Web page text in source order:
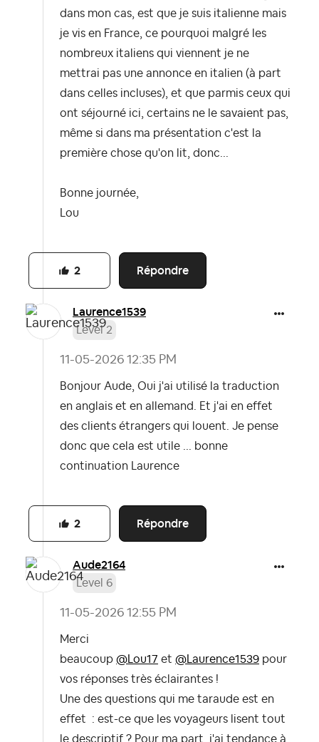
dans mon cas, est que je suis italienne mais
je vis en France, ce pourquoi malgré les
nombreux italiens qui viennent je ne
mettrai pas une annonce en italien (à part
dans celles incluses), et que parmis ceux qui
ont séjourné ici, certains ne le savaient pas,
même si dans ma présentation c'est la
première chose qu'on lit, donc...
Bonne journée,
Lou
Répondre
2
Laurence1539
Level 2
‎11-05-2026 12:35 PM
Bonjour Aude, Oui j'ai utilisé la traduction
en anglais et en allemand. Et j'ai en effet
des clients étrangers qui louent. Je pense
donc que cela est utile ... bonne
continuation Laurence
Répondre
2
Aude2164
Level 6
‎11-05-2026 12:55 PM
Merci
beaucoup @Lou17 et @Laurence1539 pour
vos réponses très éclairantes !
Une des questions qui me taraude est en
effet : est-ce que les voyageurs lisent tout
le descriptif ? Pour ma part, j'ai tendance à